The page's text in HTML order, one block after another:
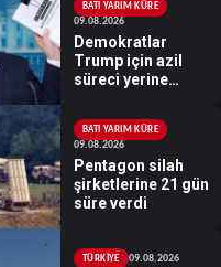
BATI YARIM KÜRE
09.08.2026
Demokratlar
Trump için azil
süreci yerine
hazırlıyor
BATI YARIM KÜRE
09.08.2026
Pentagon silah
şirketlerine 21 gün
süre verdi
TÜRKİYE 09.08.2026